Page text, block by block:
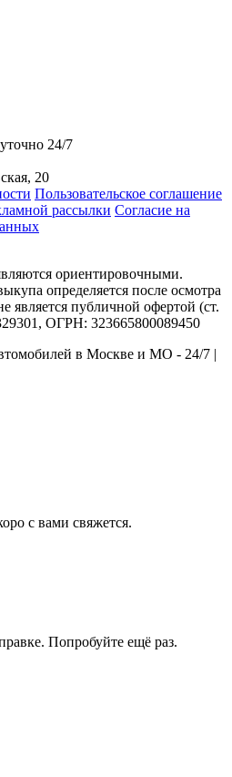
24/7
20
Пользовательское соглашение
рассылки Согласие на
ориентировочными.
определяется после осмотра
является публичной офертой (ст.
ОГРН: 323665800089450
в Москве и МО - 24/7 |
с вами свяжется.
Попробуйте ещё раз.